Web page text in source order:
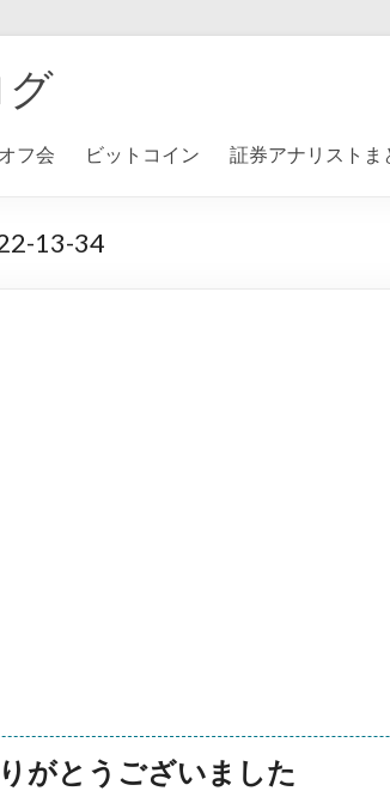
グ
オフ会 ビットコイン 証券アナリストま
13-34
がとうございました